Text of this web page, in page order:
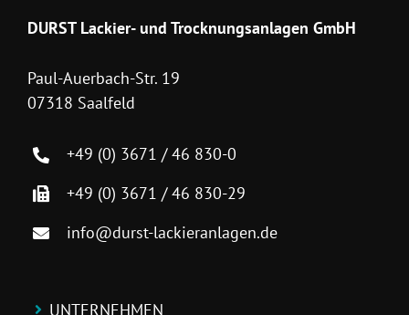
DURST Lackier- und Trocknungsanlagen GmbH
Paul-Auerbach-Str. 19
07318 Saalfeld
+49 (0) 3671 / 46 830-0
+49 (0) 3671 / 46 830-29
info@durst-lackieranlagen.de
UNTERNEHMEN